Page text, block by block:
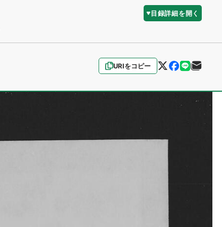
目録詳細を開く
URIをコピー